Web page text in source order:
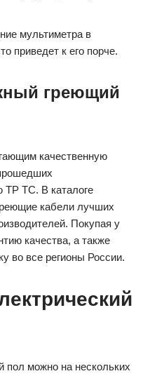
мультиметра в
приведет к его порче.
греющий
качественную
ТР ТС. В каталоге
кабели лучших
Покупая у
качества, а также
во все регионы России.
пол можно на нескольких